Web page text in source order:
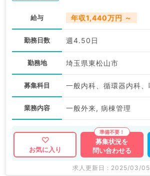
給与 年収1,440万円 ～
勤務日数 週4.50日
勤務地 埼玉県東松山市
募集科目
業務内容 一般外来, 病棟管理
お気に入り
募集状況を
問い合わせる
求人更新日 : 2025/03/05